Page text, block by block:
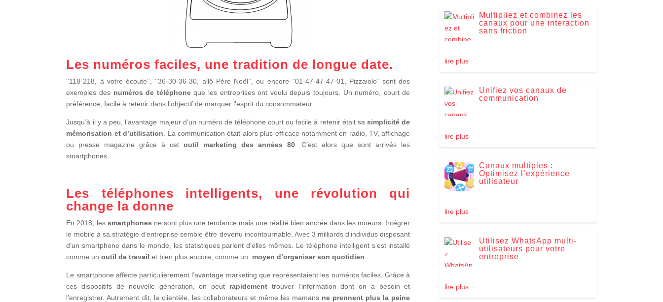
Les numéros faciles, une tradition de longue date.
‘’118-218, à votre écoute’’, ‘’36-30-36-30, allô Père Noël’’, ou encore ‘’01-47-47-47-01, Pizzaiolo’’ sont des
exemples des numéros de téléphoneque les entreprises ont voulu depuis toujours. Un numéro, court de
préférence, facile à retenir dans l’objectif de marquer l’esprit du consommateur.
Jusqu’à il y a peu, l’avantage majeur d’un numéro de téléphone court ou facile à retenir était sasimplicité de
mémorisation et d’utilisation . La communication était alors plus efficace notamment en radio, TV, affichage
ou presse magazine grâce à cetoutil marketing des années 80 . C’est alors que sont arrivés les
smartphones…
Les téléphones intelligents, une révolution qui
change la donne
En 2018, lessmartphones ne sont plus une tendance mais une réalité bien ancrée dans les moeurs. Intégrer
le mobile à sa stratégie d’entreprise semble être devenu incontournable. Avec 3 milliards d’individus disposant
d’un smartphone dans le monde, les statistiques parlent d’elles mêmes. Le téléphone intelligent s’est installé
comme unoutil de travail et bien plus encore, comme un moyen d’organiser son quotidien
Le smartphone affecte particulièrement l’avantage marketing que représentaient les numéros faciles. Grâce à
ces dispositifs de nouvelle génération, on peut rapidementtrouver l’information dont on a besoin et
l’enregistrer. Autrement dit, la clientèle, les collaborateurs et même les mamans ne prennent plus la peine
Multipliez et combinez les
canaux pour une interaction
sans friction
lire plus
Unifiez vos canaux de
communication
lire plus
Canaux multiples :
Optimisez l’expérience
utilisateur
lire plus
Utilisez WhatsApp multi-
utilisateurs pour votre
entreprise
lire plus